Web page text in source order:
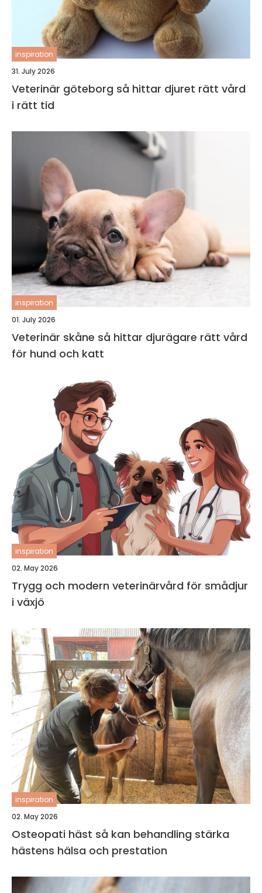
inspiration
31. July 2026
Veterinär göteborg så hittar djuret rätt vård
i rätt tid
inspiration
01. July 2026
Veterinär skåne så hittar djurägare rätt vård
för hund och katt
inspiration
02. May 2026
Trygg och modern veterinärvård för smådjur
i växjö
inspiration
02. May 2026
Osteopati häst så kan behandling stärka
hästens hälsa och prestation